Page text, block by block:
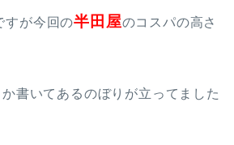
すが今回の半田屋のコスパの高さ
書いてあるのぼりが立ってました